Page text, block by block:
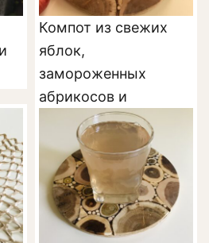
Компот из свежих
яблок,
замороженных
абрикосов и
смородины